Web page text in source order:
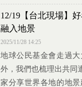
12/19【台北現場】
融入地景
2025/11/28 14:25
地球公民基金會走過
外，我們也梳理出共同
家分享世界各地的地